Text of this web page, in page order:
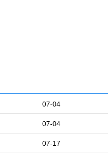
07-04
07-04
07-17